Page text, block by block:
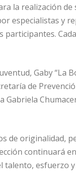
la realización
especialistas y
Gaby “La
de
Gabriela
de originalidad,
continuará
esfuerzo